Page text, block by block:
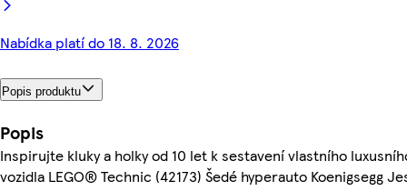
Nabídka platí do 18. 8. 2026
Popis produktu
Popis
Inspirujte kluky a holky od 10 let k sestavení vlastního
vozidla LEGO® Technic (42173) Šedé hyperauto Koenigsegg